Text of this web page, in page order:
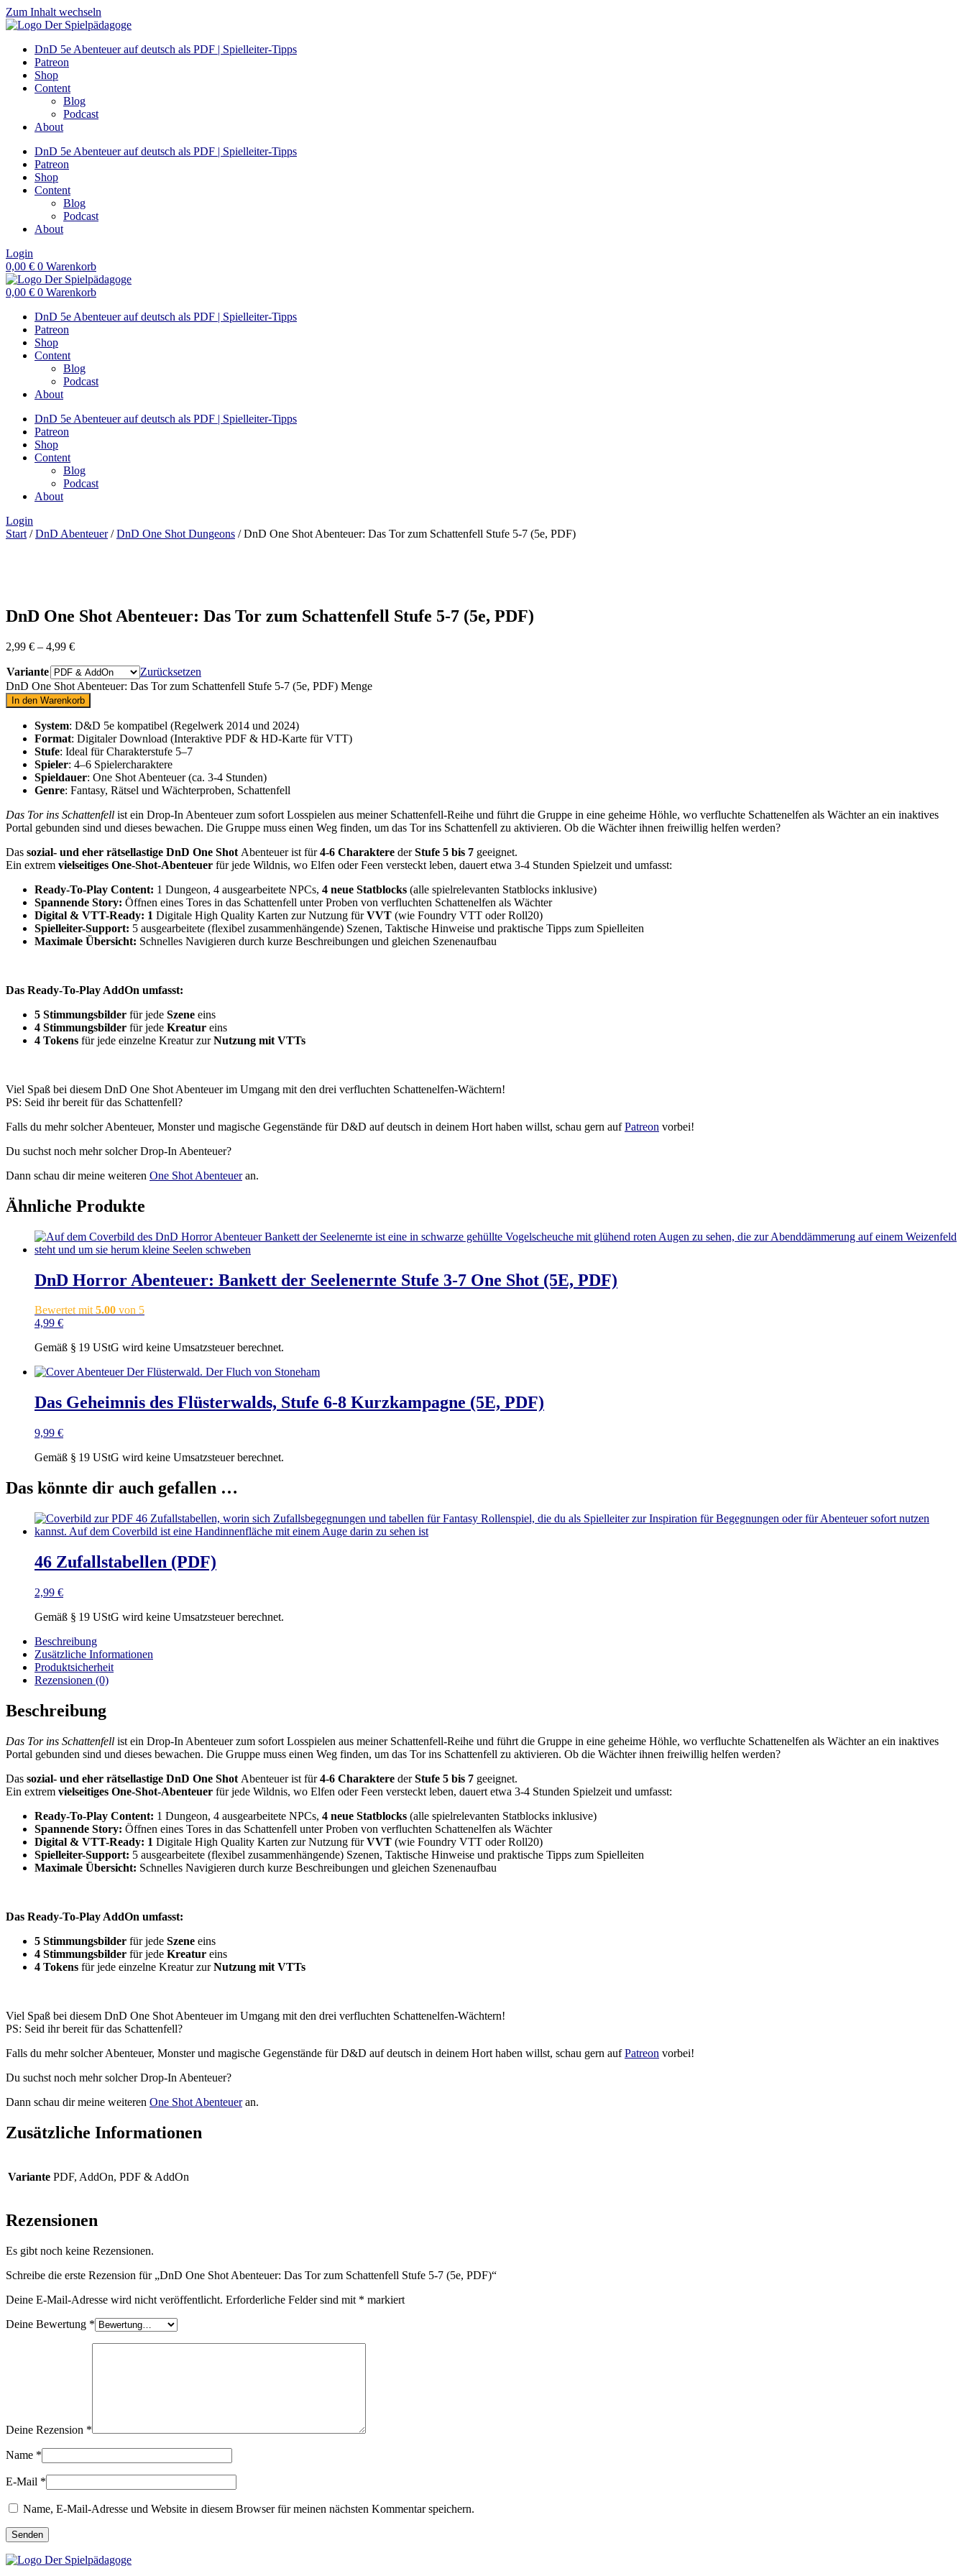
Zum Inhalt wechseln
DnD 5e Abenteuer auf deutsch als PDF | Spielleiter-Tipps
Patreon
Shop
Content
Blog
Podcast
About
DnD 5e Abenteuer auf deutsch als PDF | Spielleiter-Tipps
Patreon
Shop
Content
Blog
Podcast
About
Login
0,00 € 0 Warenkorb
0,00 € 0 Warenkorb
DnD 5e Abenteuer auf deutsch als PDF | Spielleiter-Tipps
Patreon
Shop
Content
Blog
Podcast
About
DnD 5e Abenteuer auf deutsch als PDF | Spielleiter-Tipps
Patreon
Shop
Content
Blog
Podcast
About
Login
Start /DnD Abenteuer/DnD One Shot Dungeons / DnD One Shot Abenteuer: Das Tor zum Schattenfell Stufe 5-7 (5e, PDF)
DnD One Shot Abenteuer: Das Tor zum Schattenfell Stufe 5-7 (5e, PDF)
2,99 € – 4,99 €
Variante
Zurücksetzen
DnD One Shot Abenteuer: Das Tor zum Schattenfell Stufe 5-7 (5e, PDF) Menge
In den Warenkorb
System: D&D 5e kompatibel (Regelwerk 2014 und 2024)
Format: Digitaler Download (Interaktive PDF & HD-Karte für VTT)
Stufe: Ideal für Charakterstufe 5–7
Spieler: 4–6 Spielercharaktere
Spieldauer: One Shot Abenteuer (ca. 3-4 Stunden)
Genre: Fantasy, Rätsel und Wächterproben, Schattenfell
Das Tor ins Schattenfell ist ein Drop-In Abenteuer zum sofort Losspielen aus meiner Schattenfell-Reihe und führt die Gruppe in eine geheime Höhle, wo verfluchte Schattenelfen als Wächter an ein inaktives
Portal gebunden sind und dieses bewachen. Die Gruppe muss einen Weg finden, um das Tor ins Schattenfell zu aktivieren. Ob die Wächter ihnen freiwillig helfen werden?
Das sozial- und eher rätsellastige DnD One Shot Abenteuer ist für4-6 Charaktere derStufe 5 bis 7 geeignet.
Ein extrem vielseitiges One-Shot-Abenteuer für jede Wildnis, wo Elfen oder Feen versteckt leben, dauert etwa 3-4 Stunden Spielzeit und umfasst:
Ready-To-Play Content: 1 Dungeon, 4 ausgearbeitete NPCs, 4 neue Statblocks (alle spielrelevanten Statblocks inklusive)
Spannende Story: Öffnen eines Tores in das Schattenfell unter Proben von verfluchten Schattenelfen als Wächter
Digital & VTT-Ready: 1 Digitale High Quality Karten zur Nutzung fürVVT (wie Foundry VTT oder Roll20)
Spielleiter-Support: 5 ausgearbeitete (flexibel zusammenhängende) Szenen, Taktische Hinweise und praktische Tipps zum Spielleiten
Maximale Übersicht: Schnelles Navigieren durch kurze Beschreibungen und gleichen Szenenaufbau
Das Ready-To-Play AddOn umfasst:
5 Stimmungsbilder für jede Szene eins
4 Stimmungsbilder für jede Kreatur eins
4 Tokens für jede einzelne Kreatur zurNutzung mit VTTs
Viel Spaß bei diesem DnD One Shot Abenteuer im Umgang mit den drei verfluchten Schattenelfen-Wächtern!
PS: Seid ihr bereit für das Schattenfell?
Falls du mehr solcher Abenteuer, Monster und magische Gegenstände für D&D auf deutsch in deinem Hort haben willst, schau gern aufPatreon vorbei!
Du suchst noch mehr solcher Drop-In Abenteuer?
Dann schau dir meine weiteren One Shot Abenteueran.
Ähnliche Produkte
DnD Horror Abenteuer: Bankett der Seelenernte Stufe 3-7 One Shot (5E, PDF)
Bewertet mit5.00 von 5
4,99 €
Gemäß § 19 UStG wird keine Umsatzsteuer berechnet.
Das Geheimnis des Flüsterwalds, Stufe 6-8 Kurzkampagne (5E, PDF)
9,99 €
Gemäß § 19 UStG wird keine Umsatzsteuer berechnet.
Das könnte dir auch gefallen …
46 Zufallstabellen (PDF)
2,99 €
Gemäß § 19 UStG wird keine Umsatzsteuer berechnet.
Beschreibung
Zusätzliche Informationen
Produktsicherheit
Rezensionen (0)
Beschreibung
Das Tor ins Schattenfell ist ein Drop-In Abenteuer zum sofort Losspielen aus meiner Schattenfell-Reihe und führt die Gruppe in eine geheime Höhle, wo verfluchte Schattenelfen als Wächter an ein inaktives
Portal gebunden sind und dieses bewachen. Die Gruppe muss einen Weg finden, um das Tor ins Schattenfell zu aktivieren. Ob die Wächter ihnen freiwillig helfen werden?
Das sozial- und eher rätsellastige DnD One Shot Abenteuer ist für4-6 Charaktere derStufe 5 bis 7 geeignet.
Ein extrem vielseitiges One-Shot-Abenteuer für jede Wildnis, wo Elfen oder Feen versteckt leben, dauert etwa 3-4 Stunden Spielzeit und umfasst:
Ready-To-Play Content: 1 Dungeon, 4 ausgearbeitete NPCs, 4 neue Statblocks (alle spielrelevanten Statblocks inklusive)
Spannende Story: Öffnen eines Tores in das Schattenfell unter Proben von verfluchten Schattenelfen als Wächter
Digital & VTT-Ready: 1 Digitale High Quality Karten zur Nutzung fürVVT (wie Foundry VTT oder Roll20)
Spielleiter-Support: 5 ausgearbeitete (flexibel zusammenhängende) Szenen, Taktische Hinweise und praktische Tipps zum Spielleiten
Maximale Übersicht: Schnelles Navigieren durch kurze Beschreibungen und gleichen Szenenaufbau
Das Ready-To-Play AddOn umfasst:
5 Stimmungsbilder für jede Szene eins
4 Stimmungsbilder für jede Kreatur eins
4 Tokens für jede einzelne Kreatur zurNutzung mit VTTs
Viel Spaß bei diesem DnD One Shot Abenteuer im Umgang mit den drei verfluchten Schattenelfen-Wächtern!
PS: Seid ihr bereit für das Schattenfell?
Falls du mehr solcher Abenteuer, Monster und magische Gegenstände für D&D auf deutsch in deinem Hort haben willst, schau gern aufPatreon vorbei!
Du suchst noch mehr solcher Drop-In Abenteuer?
Dann schau dir meine weiteren One Shot Abenteueran.
Zusätzliche Informationen
Variante PDF, AddOn, PDF & AddOn
Rezensionen
Es gibt noch keine Rezensionen.
Schreibe die erste Rezension für „DnD One Shot Abenteuer: Das Tor zum Schattenfell Stufe 5-7 (5e, PDF)“
Deine E-Mail-Adresse wird nicht veröffentlicht. Erforderliche Felder sind mit * markiert
Deine Bewertung *
Deine Rezension *
Name *
E-Mail *
Name, E-Mail-Adresse und Website in diesem Browser für meinen nächsten Kommentar speichern.